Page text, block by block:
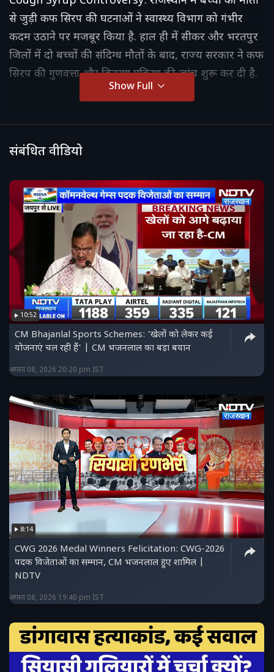
से जुड़ी कफ सिरप की घटनाओं ने स्वास्थ्य विभाग को गंभीर
कदम उठाने पर मजबूर किया है. हाल ही में सीकर और भरतपुर
जिलों में दो बच्चों की संदिग्ध मौतों के बाद, राज्य सरकार ने कफ
सिरप की गुणवत्ता और वितरण प्रक्रिया की जांच शुरू कर दी है.
Show Full
संबंधित वीडियो
10:52
CM Bhajanlal Sports Schemes: 'खेलों को लेकर कई
योजनाएं चल रही हैं' | CM भजनलाल का बड़ा बयान
अगस्त 08, 2026 20:20 pm IST
8:14
CWG 2026 Medal Winners Felicitation: CWG-2026
पदक विजेताओं का सम्मान, CM भजनलाल हुए शामिल |
NDTV
अगस्त 08, 2026 19:40 pm IST